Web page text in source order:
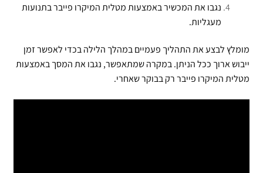
נגבו את המכשיר באמצעות מטלית המיקרו פייבר בתנועות
מעגליות.
מומלץ לבצע את התהליך פעמיים במהלך הלילה בכדי לאפשר זמן
ייבוש ארוך ככל הניתן. במקרה שמתאפשר, נגבו את המסך באמצעות
מטלית המיקרו פייבר רק בבוקר שאחרי.